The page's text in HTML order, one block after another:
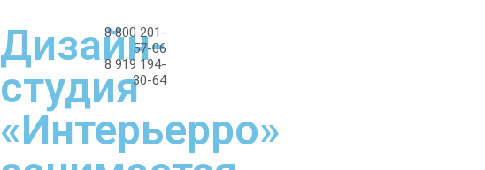
Дизайн-
студия
«Интерьерро»
8 800 201-
57-06
8 919 194-
30-64